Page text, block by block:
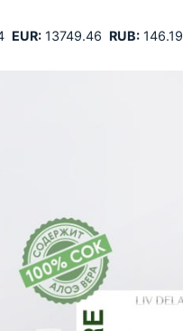
EUR:13749.46 RUB:146.19